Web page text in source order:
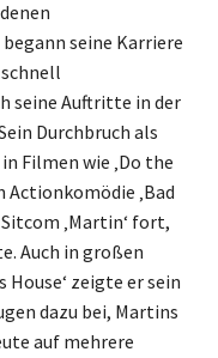
seine Karriere
seine Auftritte in der
Durchbruch als
Filmen wie ‚Do the
‚Bad
‚Martin‘ fort,
Auch in großen
House‘ zeigte er sein
dazu bei, Martins
auf mehrere